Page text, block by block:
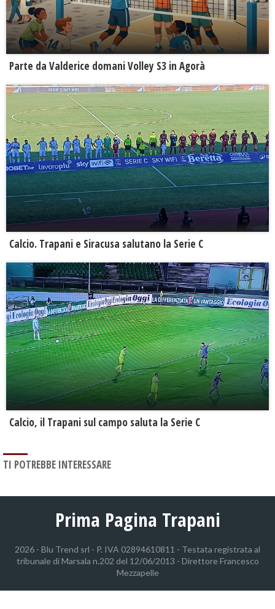
Parte da Valderice domani Volley S3 in Agorà
Calcio. Trapani e Siracusa salutano la Serie C
Calcio, il Trapani sul campo saluta la Serie C
TI POTREBBE INTERESSARE
Prima Pagina Trapani
2026 - Blu Trend srl - P. IVA 02894610811 - Testata registrata al
tribunale di Marsala n.202 del 12/06/2013 - Direttore Francesco
Mezzapelle